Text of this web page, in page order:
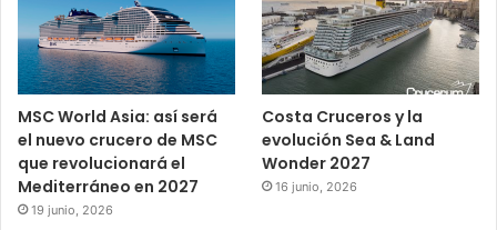
MSC World Asia: así será
el nuevo crucero de MSC
que revolucionará el
Mediterráneo en 2027
19 junio, 2026
Costa Cruceros y la
evolución Sea & Land
Wonder 2027
16 junio, 2026